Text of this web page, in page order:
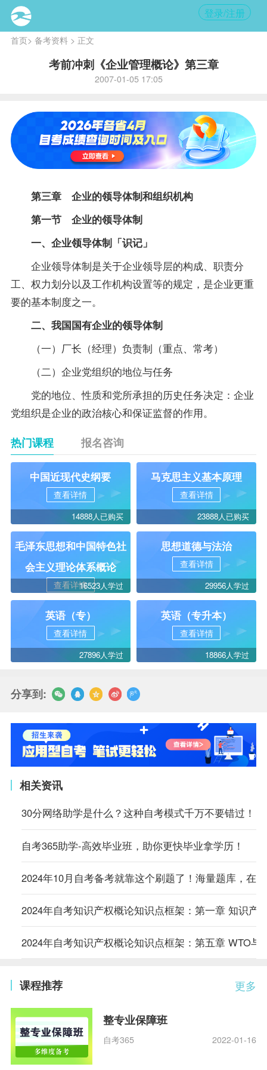
登录/注册
首页> 备考资料> 正文
考前冲刺《企业管理概论》第三章
2007-01-05 17:05
第三章 企业的领导体制和组织机构
第一节 企业的领导体制
一、企业领导体制「识记」
企业领导体制是关于企业领导层的构成、职责分
工、权力划分以及工作机构设置等的规定，是企业更重
要的基本制度之一。
二、我国国有企业的领导体制
（一）厂长（经理）负责制（重点、常考）
（二）企业党组织的地位与任务
党的地位、性质和党所承担的历史任务决定：企业
党组织是企业的政治核心和保证监督的作用。
热门课程 报名咨询
中国近现代史纲要
查看详情
14888人已购买
马克思主义基本原理
查看详情
23888人已购买
毛泽东思想和中国特色社
会主义理论体系概论
查看详情16523人学过
思想道德与法治
查看详情
29956人学过
英语（专）
查看详情
27896人学过
英语（专升本）
查看详情
18866人学过
分享到:
相关资讯
30分网络助学是什么？这种自考模式千万不要错过！
自考365助学-高效毕业班，助你更快毕业拿学历！
2024年10月自考备考就靠这个刷题了！海量题库，在
2024年自考知识产权概论知识点框架：第一章 知识产
2024年自考知识产权概论知识点框架：第五章 WTO与
更多
课程推荐
整专业保障班
自考365 2022-01-16